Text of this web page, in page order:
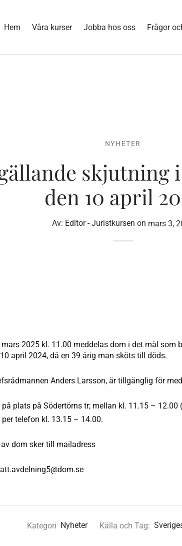
Hem Våra kurser Jobba hos oss Frågor
NYHETER
skjutning
den 10 april
Av: Editor - Juristkursen on mars 3,
2025 kl. 11.00 meddelas dom i det mål som
april 2024, då en 39-årig man sköts till döds.
Anders Larsson, är tillgänglig för
på plats på Södertörns tr; mellan kl. 11.15 –
per telefon kl. 13.15 – 14.00.
dom sker till mailadress
Kategori Nyheter Källa och Tag: